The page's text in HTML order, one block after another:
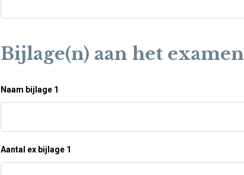
Bijlage(n) aan het examen
Naam bijlage 1
Aantal ex bijlage 1